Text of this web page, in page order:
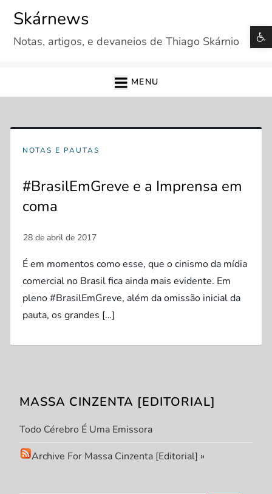
content
Skárnews
Notas, artigos, e devaneios de Thiago Skárnio
MENU
NOTAS E PAUTAS
#BrasilEmGreve e a Imprensa em
coma
É em momentos como esse, que o cinismo da mídia
comercial no Brasil fica ainda mais evidente. Em
pleno #BrasilEmGreve, além da omissão inicial da
pauta, os grandes […]
MASSA CINZENTA [EDITORIAL]
Todo Cérebro É Uma Emissora
Archive For Massa Cinzenta [Editorial] »